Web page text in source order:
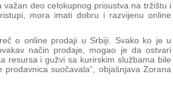
deo celokupnog prisustva na tržištu i
mora imati dobru i razvijenu online
o online prodaji u Srbiji. Svako ko je u
način prodaje, mogao je da ostvari
resursa i gužvi sa kurirskim službama bile
suočavala”, objašnjava Zorana